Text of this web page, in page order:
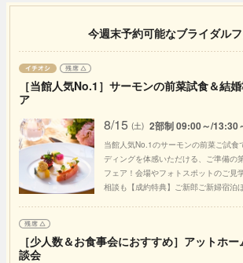
今週末予約可能なブライダル
［当館人気No.1］サーモンの前菜試食＆結
ア
8/15 (土) 2部制 09:00～/13:30
当館人気No.1のサーモンの前菜ご試食
ディングを体感いただける、ご準備の
フェア！会場やフォトスポットのご見
相談も【成約特典】ご新郎ご新婦宿泊
［少人数＆お食事会におすすめ］アットホ
談会